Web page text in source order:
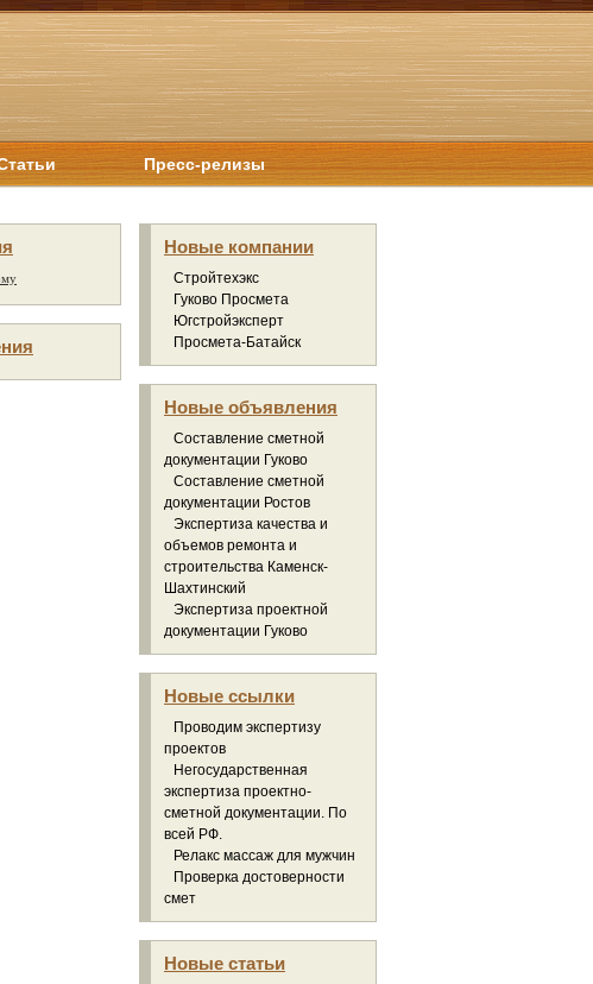
Пресс-релизы
Новые компании
Стройтехэкс
Гуково Просмета
Югстройэксперт
Просмета-Батайск
Новые объявления
Составление сметной
документации Гуково
Составление сметной
документации Ростов
Экспертиза качества и
объемов ремонта и
строительства Каменск-
Шахтинский
Экспертиза проектной
документации Гуково
Новые ссылки
Проводим экспертизу
проектов
Негосударственная
экспертиза проектно-
сметной документации. По
всей РФ.
Релакс массаж для мужчин
Проверка достоверности
смет
Новые статьи